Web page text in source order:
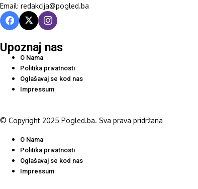
Email: redakcija@pogled.ba
Upoznaj nas
O Nama
Politika privatnosti
Oglašavaj se kod nas
Impressum
© Copyright 2025 Pogled.ba. Sva prava pridržana
O Nama
Politika privatnosti
Oglašavaj se kod nas
Impressum